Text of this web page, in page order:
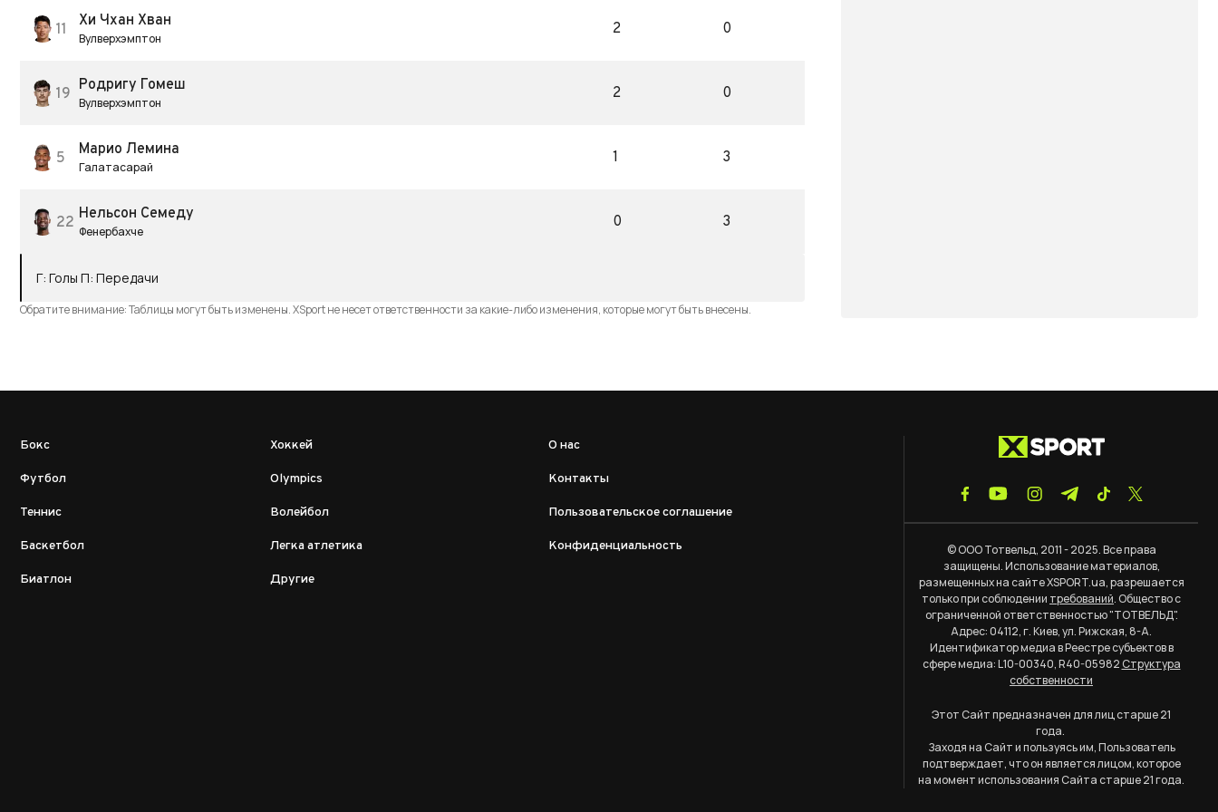
11 Хи Чхан Хван
Вулверхэмптон
2 0
19 Родригу Гомеш
Вулверхэмптон
2 0
5 Марио Лемина
Галатасарай
1 3
22 Нельсон Семеду
Фенербахче
0 3
Г: Голы П: Передачи
Обратите внимание: Таблицы могут быть изменены. XSport не несет ответственности за какие-либо изменения, которые могут быть внесены.
Бокс
Футбол
Теннис
Баскетбол
Биатлон
Хоккей
Olympics
Волейбол
Легка атлетика
Другие
О нас
Контакты
Пользовательское соглашение
Конфиденциальность
© ООО Тотвельд, 2011 - 2025. Все права
защищены. Использование материалов,
размещенных на сайте XSPORT.ua, разрешается
только при соблюдении требований. Общество с
ограниченной ответственностью "ТОТВЕЛЬД".
Адрес: 04112, г. Киев, ул. Рижская, 8-А.
Идентификатор медиа в Реестре субъектов в
сфере медиа: L10-00340, R40-05982Структура
собственности
Этот Сайт предназначен для лиц старше 21
года.
Заходя на Сайт и пользуясь им, Пользователь
подтверждает, что он является лицом, которое
на момент использования Сайта старше 21 года.